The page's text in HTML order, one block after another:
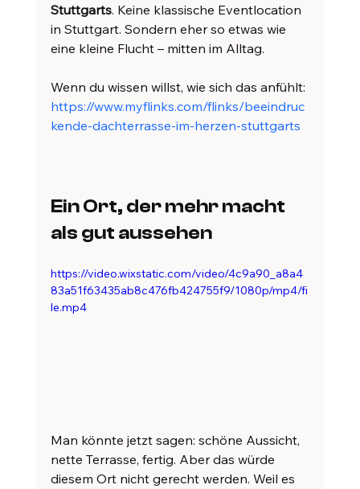
Stuttgarts. Keine klassische Eventlocation
in Stuttgart. Sondern eher so etwas wie
eine kleine Flucht – mitten im Alltag.
Wenn du wissen willst, wie sich das anfühlt:
https://www.myflinks.com/flinks/beeindruc
kende-dachterrasse-im-herzen-stuttgarts
Ein Ort, der mehr macht
als gut aussehen
https://video.wixstatic.com/video/4c9a90_a8a4
83a51f63435ab8c476fb424755f9/1080p/mp4/fi
le.mp4
Man könnte jetzt sagen: schöne Aussicht,
nette Terrasse, fertig. Aber das würde
diesem Ort nicht gerecht werden. Weil es